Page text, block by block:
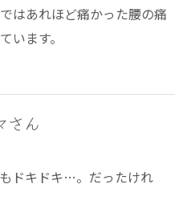
はあれほど痛かった腰の痛
います。
さん
ドキドキ…。だったけれ